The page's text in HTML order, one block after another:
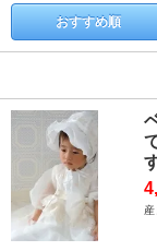
おすすめ順
産